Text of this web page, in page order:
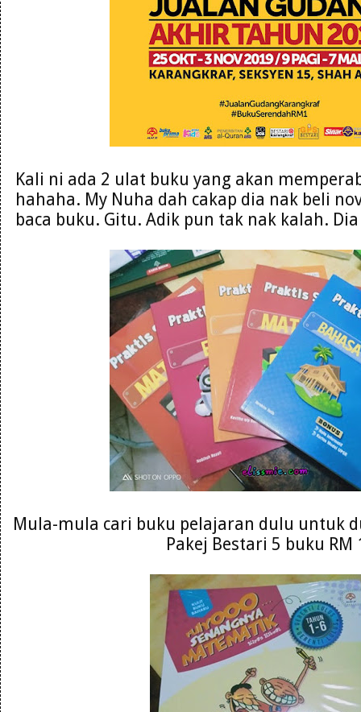
Kali ni ada 2 ulat buku yang akan
hahaha. My Nuha dah cakap dia nak beli
baca buku. Gitu. Adik pun tak nak kalah.
Mula-mula cari buku pelajaran dulu untuk
Pakej Bestari 5 buku RM